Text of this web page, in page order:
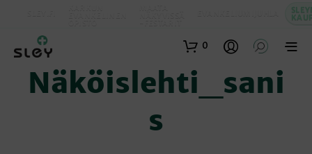
0
Näköislehti_sani
S